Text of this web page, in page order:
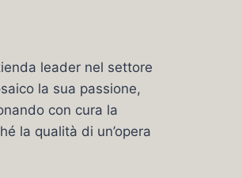
leader nel settore
la sua passione,
con cura la
la qualità di un’opera